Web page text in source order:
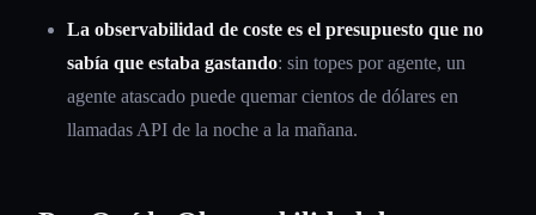
La observabilidad de coste es el presupuesto que no
sabía que estaba gastando: sin topes por agente, un
agente atascado puede quemar cientos de dólares en
llamadas API de la noche a la mañana.